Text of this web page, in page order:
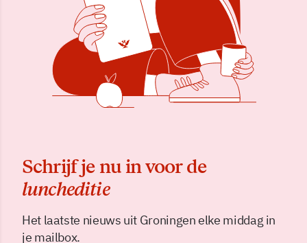
Schrijf je nu in voor de
luncheditie
Het laatste nieuws uit Groningen elke middag in
je mailbox.